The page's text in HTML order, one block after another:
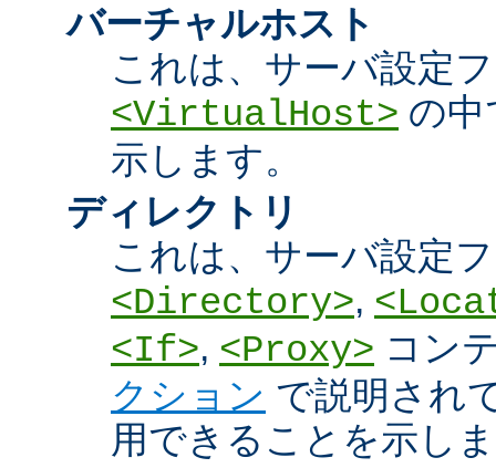
バーチャルホスト
これは、サーバ設定
<VirtualHost> の中
示します。
ディレクトリ
これは、サーバ設定
<Directory>,
<If>, <Proxy> コン
クション で説明され
用できることを示し